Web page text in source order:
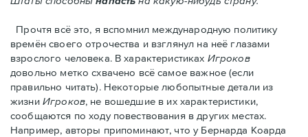
Прочтя всё это, я вспомнил международную политику
времён своего отрочества и взглянул на неё глазами
взрослого человека. В характеристиках Игроков
довольно метко схвачено всё самое важное (если
правильно читать). Некоторые любопытные детали из
жизни Игроков, не вошедшие в их характеристики,
сообщаются по ходу повествования в других местах.
Например, авторы припоминают, что у Бернарда Коарда